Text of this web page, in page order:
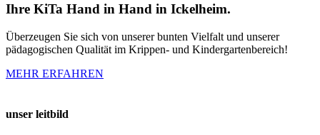
Ihre KiTa Hand in Hand in Ickelheim.
Überzeugen Sie sich von unserer bunten Vielfalt und unserer
pädagogischen Qualität im Krippen- und Kindergartenbereich!
MEHR ERFAHREN
unser leitbild